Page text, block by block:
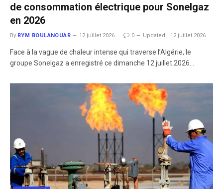
de consommation électrique pour Sonelgaz
en 2026
By RYM BOULANOUAR 12 juillet 2026 0 Updated: 12 juillet 2026
Face à la vague de chaleur intense qui traverse l’Algérie, le
groupe Sonelgaz a enregistré ce dimanche 12 juillet 2026…